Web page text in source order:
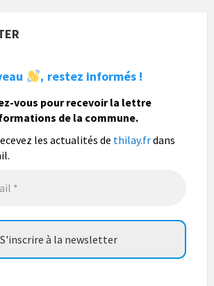
également les visiteurs à son
annuel en organisant un concours
À TOUS.
vos photo...Lire la suite
, restez informés !
vous pour recevoir la lettre
de la commune.
les actualités de thilay.frdans